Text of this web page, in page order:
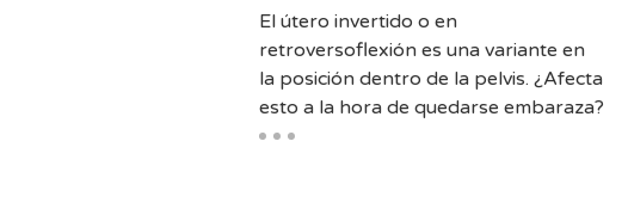
El útero invertido o en
retroversoflexión es una variante en
la posición dentro de la pelvis. ¿Afecta
esto a la hora de quedarse embaraza?